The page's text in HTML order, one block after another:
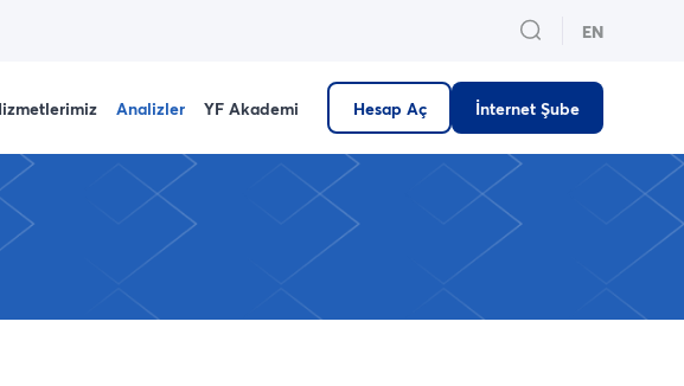
EN
Analizler YF Akademi Hesap Aç İnternet Şube